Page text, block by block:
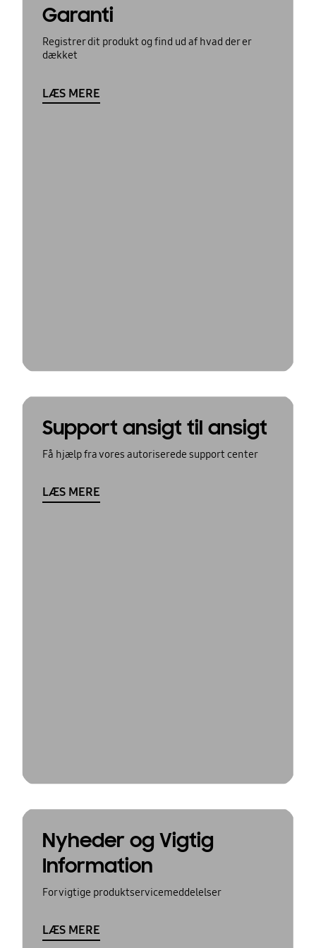
Garanti
Registrer dit produkt og find ud af hvad der er
dækket
LÆS MERE
Support ansigt til ansigt
Få hjælp fra vores autoriserede support center
LÆS MERE
Nyheder og Vigtig
Information
For vigtige produktservicemeddelelser
LÆS MERE